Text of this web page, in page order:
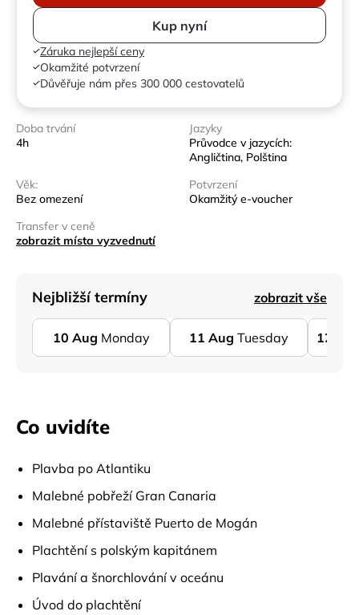
Kup nyní
Záruka nejlepší ceny
Okamžité potvrzení
Důvěřuje nám přes 300 000 cestovatelů
Doba trvání
4h
Jazyky
Průvodce v jazycích:
Angličtina, Polština
Věk:
Bez omezení
Potvrzení
Okamžitý e-voucher
Transfer v ceně
zobrazit místa vyzvednutí
Nejbližší termíny zobrazit vše
10 Aug Monday 11 Aug Tuesday 12
Co uvidíte
Plavba po Atlantiku
Malebné pobřeží Gran Canaria
Malebné přístaviště Puerto de Mogán
Plachtění s polským kapitánem
Plavání a šnorchlování v oceánu
Úvod do plachtění